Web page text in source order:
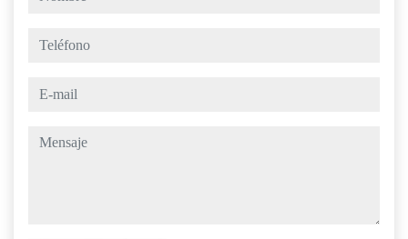
teléfono
e-mail
mensaje